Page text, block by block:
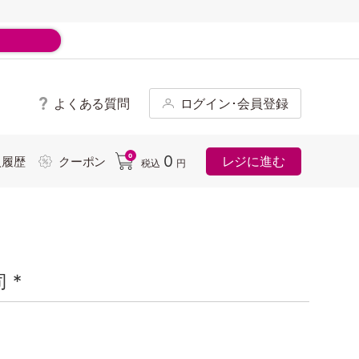
よくある質問 ログイン･会員登録
歴 クーポン 0
税込 0 円 レジに進む
*